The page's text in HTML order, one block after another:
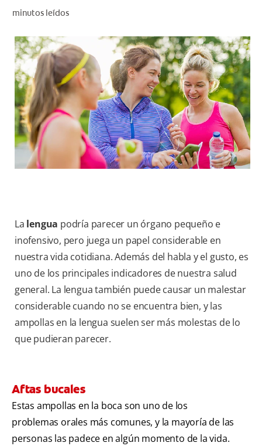
PROMOCIONES
PA (ES)
SUSCRÍBASE
minutos leídos
La lengua podría parecer un órgano pequeño e
inofensivo, pero juega un papel considerable en
nuestra vida cotidiana. Además del habla y el gusto, es
uno de los principales indicadores de nuestra salud
general. La lengua también puede causar un malestar
considerable cuando no se encuentra bien, y las
ampollas en la lengua suelen ser más molestas de lo
que pudieran parecer.
Aftas bucales
Estas ampollas en la boca son uno de los
problemas orales más comunes, y la mayoría de las
personas las padece en algún momento de la vida.